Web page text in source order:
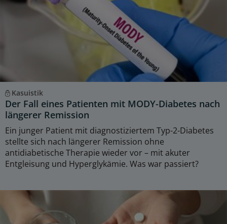
Kasuistik
Der Fall eines Patienten mit MODY-Diabetes nach
längerer Remission
Ein junger Patient mit diagnostiziertem Typ-2-Diabetes
stellte sich nach längerer Remission ohne
antidiabetische Therapie wieder vor – mit akuter
Entgleisung und Hyperglykämie. Was war passiert?